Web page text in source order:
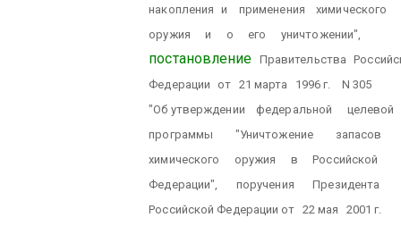
накопления
и применения
химического
оружия
и о его уничтожении",
постановление Правительства
Федерации
от 21 марта 1996 г.
N 305
"Об утверждении
федеральной
целевой
программы
"Уничтожение
запасов
химического
оружия в
Российской
Федерации",
поручения
Президента
Российской Федерации от 22 мая
2001 г.